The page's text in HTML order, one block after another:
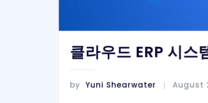
클라우드 ERP 시
by Yuni Shearwater August